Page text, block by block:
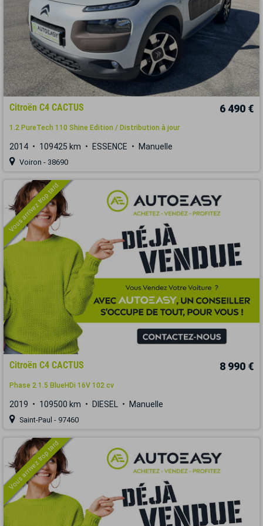
Citroën C4 CACTUS 6 490 €
1.2 PureTech 110 Shine Edition / Distribution à jour
2014 109425 km ESSENCE Manuelle
Voiron - 38690
Vous arrivez trop tard
Citroën C4 CACTUS 8 990 €
Phase 2 1.5 BlueHDi 16V 102 cv
2019 109500 km DIESEL Manuelle
Saint-Paul - 97460
Vous arrivez trop tard